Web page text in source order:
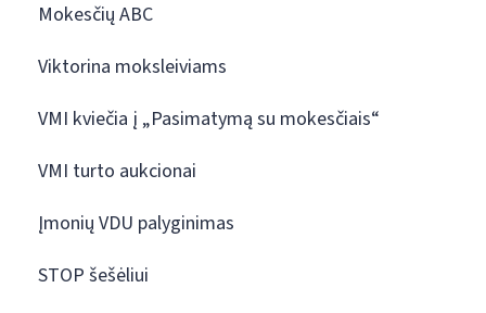
Mokesčių ABC
Viktorina moksleiviams
VMI kviečia į „Pasimatymą su mokesčiais“
VMI turto aukcionai
Įmonių VDU palyginimas
STOP šešėliui